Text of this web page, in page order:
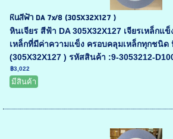
หินสีฟ้า DA 7x/8 (305X32X127 )
หินเจียร สีฟ้า DA 305X32X127 เจียรเหล็กแ
เหล็กที่มีค่าความแข็ง ครอบคลุมเหล็กทุกชนิด
(305X32X127 ) รหัสสินค้า :9-3053212-
฿3,022
มีสินค้า